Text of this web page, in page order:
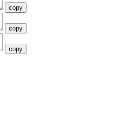
copy
copy
copy